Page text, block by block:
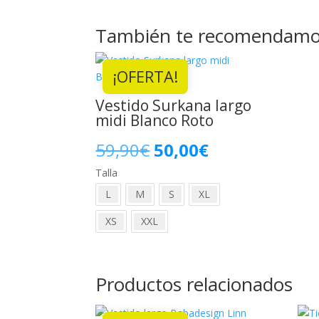
También te
¡OFERTA!
Vestido Surkana largo
midi Blanco Roto
59,90€El
precio
original
era:
50,00€El
precio
actual
Talla
L
M S
XL
XS
XXL
Productos relacionados